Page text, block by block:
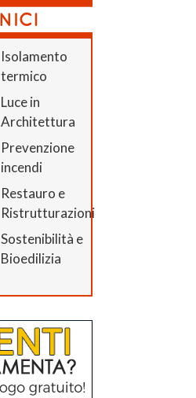
Isolamento
termico
Luce in
Architettura
Prevenzione
incendi
Restauro e
Ristrutturazioni
Sostenibilità e
Bioedilizia